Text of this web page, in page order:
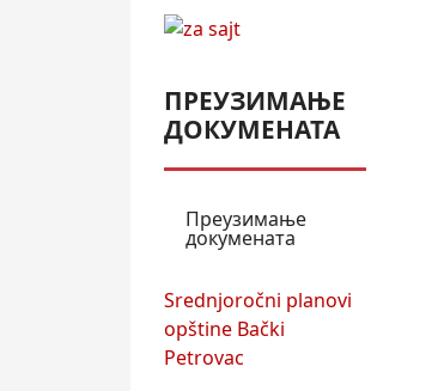
ПРЕУЗИМАЊЕ
ДОКУМЕНАТА
Преузимање
докумената
Srednjoročni planovi
opštine Bački
Petrovac